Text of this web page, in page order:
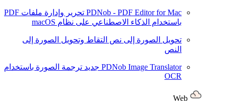
PDNob - PDF Editor for Mac
تحرير وإدارة ملفات PDF
باستخدام الذكاء الاصطناعي على نظام macOS
تحويل الصورة إلى نص التقاط وتحويل الصورة إلى
النص
PDNob Image Translator جديد ترجمة الصورة باستخدام
OCR